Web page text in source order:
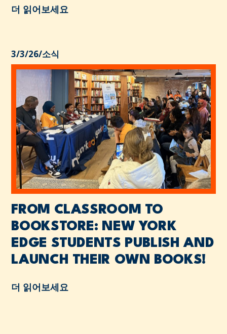
더 읽어보세요
3/3/26/소식
FROM CLASSROOM TO
BOOKSTORE: NEW YORK
EDGE STUDENTS PUBLISH AND
LAUNCH THEIR OWN BOOKS!
더 읽어보세요